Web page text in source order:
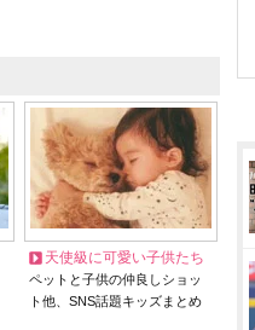
天使級に可愛い子供たち
ペットと子供の仲良しショッ
ト他、SNS話題キッズまとめ